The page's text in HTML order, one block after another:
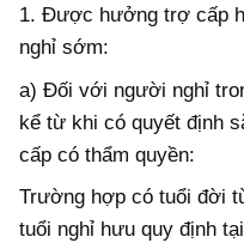
1. Được hưởng trợ cấp
nghỉ sớm:
a) Đối với người nghỉ
kể từ khi có quyết định
cấp có thẩm quyền:
Trường hợp có tuổi đời
tuổi nghỉ hưu quy định